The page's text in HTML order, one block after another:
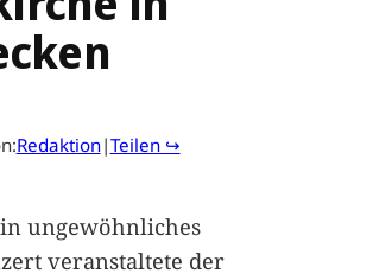
Redaktion|Teilen ↪
ungewöhnliches
veranstaltete der